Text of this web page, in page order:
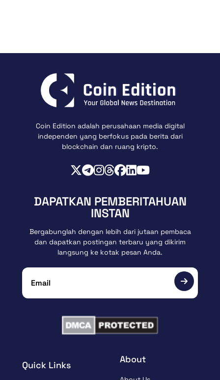
Coin Edition adalah perusahaan media digital
independen yang berfokus pada berita dari
blockchain dan ruang kripto.
Quick Links
About
DAPATKAN PEMBERITAHUAN
INSTAN
Bergabunglah dengan lebih dari jutaan pembaca
dan dapatkan postingan terbaru yang dikirim
langsung ke kotak pesan Anda.